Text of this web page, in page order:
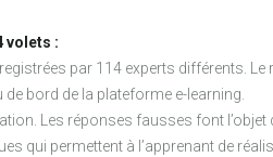
volets :
par 114 experts différents.
bord de la plateforme e-learning.
Les réponses fausses font
qui permettent à l’apprenant de